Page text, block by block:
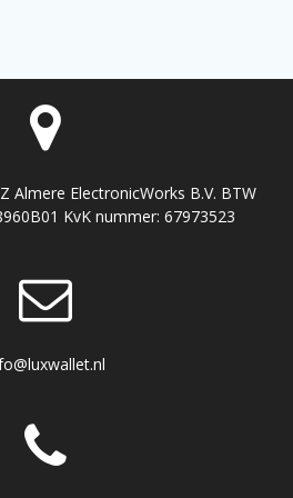
Almere ElectronicWorks B.V. BTW
KvK nummer: 67973523